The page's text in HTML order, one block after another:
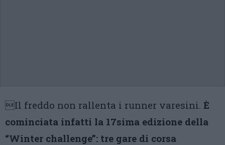
Il freddo non rallenta i runner varesini. È
cominciata infatti la 17sima edizione della
“Winter challenge”: tre gare di corsa